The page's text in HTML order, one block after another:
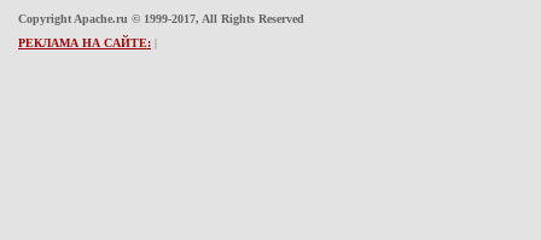
Copyright Apache.ru © 1999-2017, All Rights Reserved
РЕКЛАМА НА САЙТЕ: |